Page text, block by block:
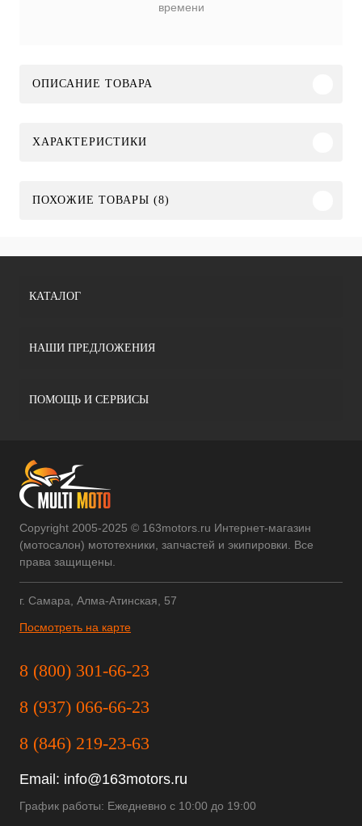
времени
ОПИСАНИЕ ТОВАРА
ХАРАКТЕРИСТИКИ
ПОХОЖИЕ ТОВАРЫ (8)
КАТАЛОГ
НАШИ ПРЕДЛОЖЕНИЯ
ПОМОЩЬ И СЕРВИСЫ
Copyright 2005-2025 © 163motors.ru Интернет-магазин
(мотосалон) мототехники, запчастей и экипировки. Все
права защищены.
г. Самара, Алма-Атинская, 57
Посмотреть на карте
8 (800) 301-66-23
8 (937) 066-66-23
8 (846) 219-23-63
Email: info@163motors.ru
График работы: Ежедневно с 10:00 до 19:00